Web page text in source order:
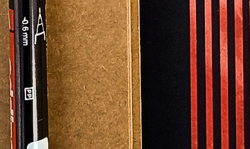
aux transformations des
coopération transfrontalière, met en
soutien accessibles.
un cadre européen qui relie la
et favorise la coopération au-delà
de compétences
jeunes artistes.
de collaboration et de mobilité.